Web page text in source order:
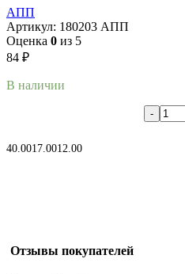
АПП
Артикул: 180203 АПП
Оценка 0 из 5
84 ₽
В наличии
40.0017.0012.00
Отзывы покупателей